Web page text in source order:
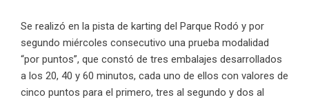
Se realizó en la pista de karting del Parque Rodó y por
segundo miércoles consecutivo una prueba modalidad
“por puntos”, que constó de tres embalajes desarrollados
a los 20, 40 y 60 minutos, cada uno de ellos con valores de
cinco puntos para el primero, tres al segundo y dos al